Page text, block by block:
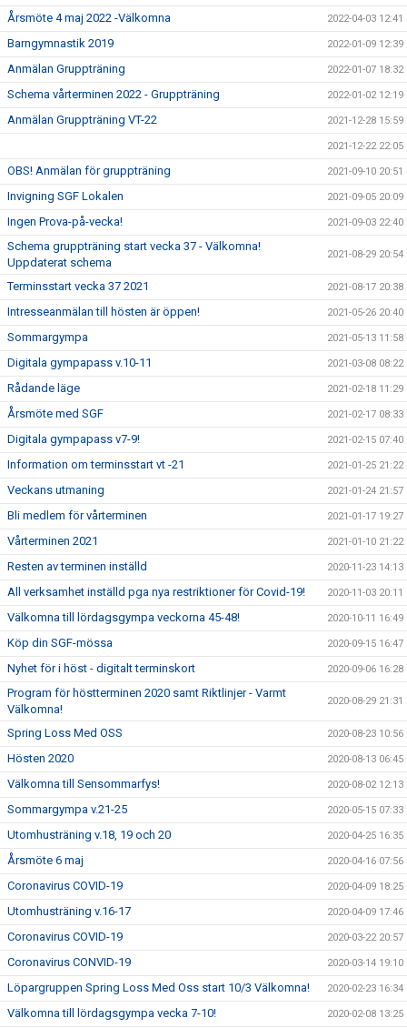
Årsmöte 4 maj 2022 -Välkomna 2022-04-03 12:41
Barngymnastik 2019 2022-01-09 12:39
Anmälan Gruppträning 2022-01-07 18:32
Schema vårterminen 2022 - Gruppträning 2022-01-02 12:19
Anmälan Gruppträning VT-22 2021-12-28 15:59
2021-12-22 22:05
OBS! Anmälan för gruppträning 2021-09-10 20:51
Invigning SGF Lokalen 2021-09-05 20:09
Ingen Prova-på-vecka! 2021-09-03 22:40
Schema gruppträning start vecka 37 - Välkomna!
Uppdaterat schema
2021-08-29 20:54
Terminsstart vecka 37 2021 2021-08-17 20:38
Intresseanmälan till hösten är öppen! 2021-05-26 20:40
Sommargympa 2021-05-13 11:58
Digitala gympapass v.10-11 2021-03-08 08:22
Rådande läge 2021-02-18 11:29
Årsmöte med SGF 2021-02-17 08:33
Digitala gympapass v7-9! 2021-02-15 07:40
Information om terminsstart vt -21 2021-01-25 21:22
Veckans utmaning 2021-01-24 21:57
Bli medlem för vårterminen 2021-01-17 19:27
Vårterminen 2021 2021-01-10 21:22
Resten av terminen inställd 2020-11-23 14:13
All verksamhet inställd pga nya restriktioner för Covid-19! 2020-11-03 20:11
Välkomna till lördagsgympa veckorna 45-48! 2020-10-11 16:49
Köp din SGF-mössa 2020-09-15 16:47
Nyhet för i höst - digitalt terminskort 2020-09-06 16:28
Program för höstterminen 2020 samt Riktlinjer - Varmt
Välkomna!
2020-08-29 21:31
Spring Loss Med OSS 2020-08-23 10:56
Hösten 2020 2020-08-13 06:45
Välkomna till Sensommarfys! 2020-08-02 12:13
Sommargympa v.21-25 2020-05-15 07:33
Utomhusträning v.18, 19 och 20 2020-04-25 16:35
Årsmöte 6 maj 2020-04-16 07:56
Coronavirus COVID-19 2020-04-09 18:25
Utomhusträning v.16-17 2020-04-09 17:46
Coronavirus COVID-19 2020-03-22 20:57
Coronavirus CONVID-19 2020-03-14 19:10
Löpargruppen Spring Loss Med Oss start 10/3 Välkomna! 2020-02-23 16:34
Välkomna till lördagsgympa vecka 7-10! 2020-02-08 13:25